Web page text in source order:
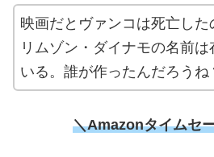
映画だとヴァンコは死亡した
リムゾン・ダイナモの名前は
いる。誰が作ったんだろうね
＼Amazonタイムセ